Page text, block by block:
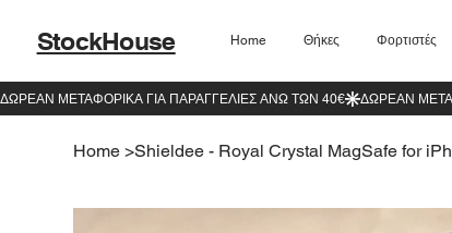
StockHouse Home Θήκες Φορτιστές
Home >Shieldee - Royal Crystal MagSafe for